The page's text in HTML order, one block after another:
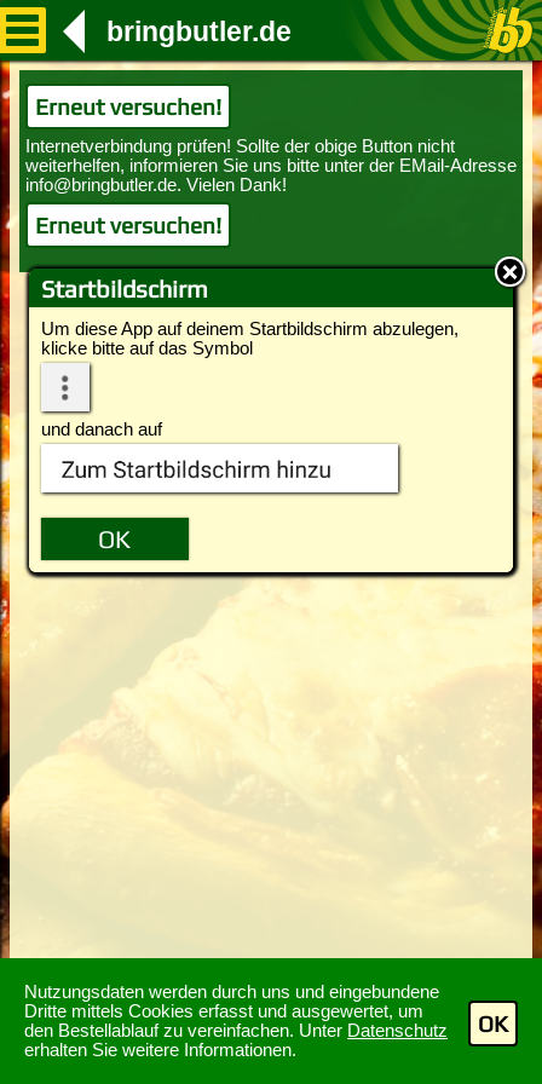
Nutzungsdaten werden durch uns und eingebundene
Dritte mittels Cookies erfasst und ausgewertet, um
den Bestellablauf zu vereinfachen. Unter Datenschutz
erhalten Sie weitere Informationen.
OK
Startbildschirm
Um diese App auf deinem Startbildschirm abzulegen,
klicke bitte auf das Symbol
und danach auf
bringbutler.de
Erneut versuchen!
Erneut versuchen!